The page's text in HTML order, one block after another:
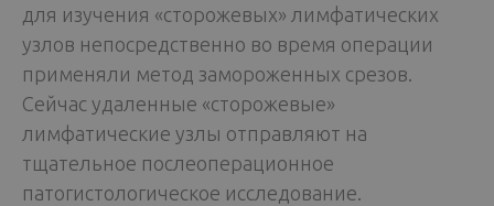
для изучения «сторожевых» лимфатических
узлов непосредственно во время операции
применяли метод замороженных срезов.
Сейчас удаленные «сторожевые»
лимфатические узлы отправляют на
тщательное послеоперационное
патогистологическое исследование.